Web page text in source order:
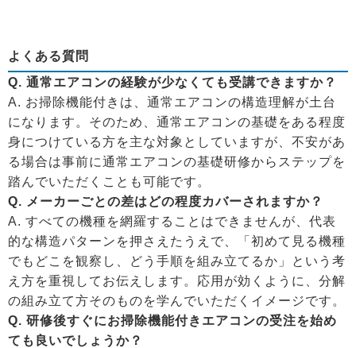
よくある質問
Q. 通常エアコンの経験が少なくても受講できますか？
A. お掃除機能付きは、通常エアコンの構造理解が土台
になります。そのため、通常エアコンの基礎をある程度
身につけている方を主な対象としていますが、不安があ
る場合は事前に通常エアコンの基礎研修からステップを
踏んでいただくことも可能です。
Q. メーカーごとの差はどの程度カバーされますか？
A. すべての機種を網羅することはできませんが、代表
的な構造パターンを押さえたうえで、「初めて見る機種
でもどこを観察し、どう手順を組み立てるか」という考
え方を重視してお伝えします。応用が効くように、分解
の組み立て方そのものを学んでいただくイメージです。
Q. 研修後すぐにお掃除機能付きエアコンの受注を始め
ても良いでしょうか？